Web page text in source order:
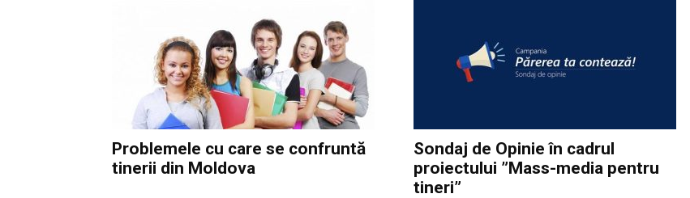
Problemele cu care se confruntă
tinerii din Moldova
Sondaj de Opinie în cadrul
proiectului ”Mass-media pentru
tineri”